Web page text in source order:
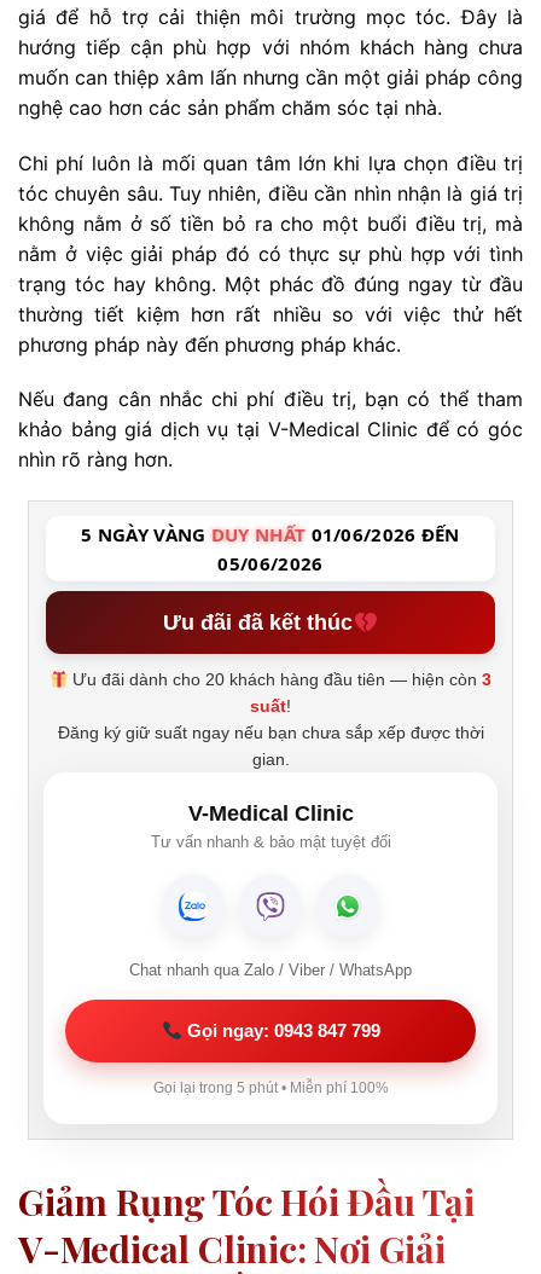
giá để hỗ trợ cải thiện môi trường mọc tóc. Đây là
hướng tiếp cận phù hợp với nhóm khách hàng chưa
muốn can thiệp xâm lấn nhưng cần một giải pháp công
nghệ cao hơn các sản phẩm chăm sóc tại nhà.
Chi phí luôn là mối quan tâm lớn khi lựa chọn điều trị
tóc chuyên sâu. Tuy nhiên, điều cần nhìn nhận là giá trị
không nằm ở số tiền bỏ ra cho một buổi điều trị, mà
nằm ở việc giải pháp đó có thực sự phù hợp với tình
trạng tóc hay không. Một phác đồ đúng ngay từ đầu
thường tiết kiệm hơn rất nhiều so với việc thử hết
phương pháp này đến phương pháp khác.
Nếu đang cân nhắc chi phí điều trị, bạn có thể tham
khảo bảng giá dịch vụ tại V-Medical Clinic để có góc
nhìn rõ ràng hơn.
5 NGÀY VÀNG DUY NHẤT 01/06/2026 ĐẾN
05/06/2026
Ưu đãi đã kết thúc
Ưu đãi dành cho 20 khách hàng đầu tiên — hiện còn3
suất!
Đăng ký giữ suất ngay nếu bạn chưa sắp xếp được thời
gian.
V-Medical Clinic
Tư vấn nhanh & bảo mật tuyệt đối
Chat nhanh qua Zalo / Viber / WhatsApp
Gọi ngay: 0943 847 799
Gọi lại trong 5 phút • Miễn phí 100%
Giảm Rụng Tóc Hói Đầu Tại
V-Medical Clinic: Nơi Giải